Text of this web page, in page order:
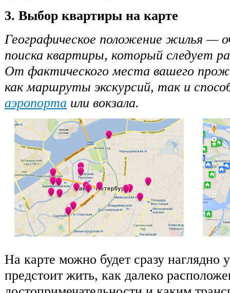
3. Выбор квартиры на карте
Географическое положение жилья —
поиска квартиры, который следует
От фактического места вашего
как маршруты экскурсий, так и
аэропорта или вокзала.
На карте можно будет сразу наглядно
предстоит жить, как далеко